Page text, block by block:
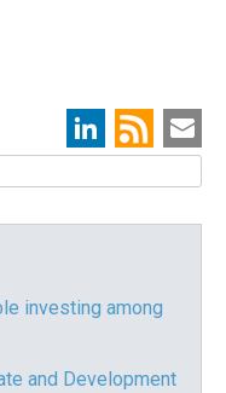
investing among
and Development